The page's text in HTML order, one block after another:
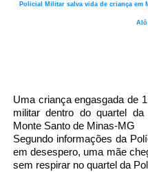
Policial Militar salva vida de criança em
Alô
Uma criança engasgada de
militar dentro do quartel
Monte Santo de Minas-MG
Segundo informações da
em desespero, uma mãe
sem respirar no quartel da